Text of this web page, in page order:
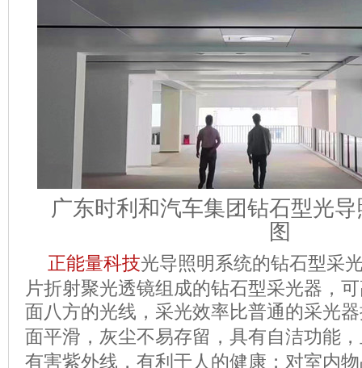
广东时利和汽车集团钻石型光
图
正能量科技光导照明系统的钻石型采
片折射聚光透镜组成的钻石型采光器，
面八方的光线，采光效率比普通的采光
面平滑，灰尘不易存留，具有自洁功能
有害紫外线，有利于人的健康；对室内